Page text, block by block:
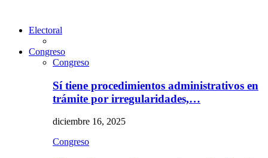
Electoral
Congreso
Congreso
Sí tiene procedimientos administrativos en
trámite por irregularidades,…
diciembre 16, 2025
Congreso